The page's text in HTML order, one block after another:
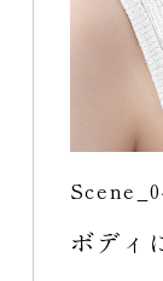
ボディ